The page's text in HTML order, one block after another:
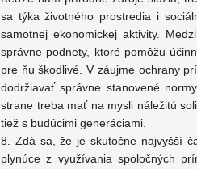
sa týka životného prostredia i
samotnej ekonomickej aktivity.
správne podnety, ktoré pomôžu
pre ňu škodlivé. V záujme ochrany
dodržiavať správne stanovené
strane treba mať na mysli náležitú
tiež s budúcimi generáciami.
8. Zdá sa, že je skutočne najvyšší
plynúce z využívania spoločných